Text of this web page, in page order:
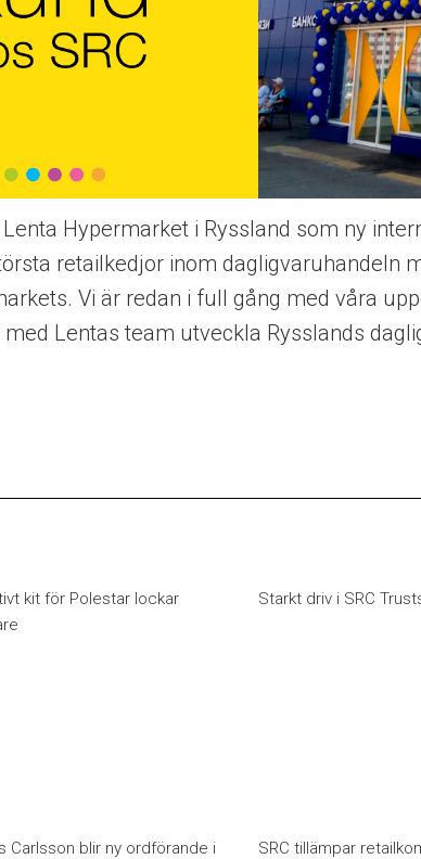
Hypermarket i Ryssland som ny
retailkedjor inom dagligvaruhandeln
Vi är redan i full gång med våra
Lentas team utveckla Rysslands
kit för Polestar lockar
Starkt driv i SRC
Carlsson blir ny ordförande i
SRC tillämpar